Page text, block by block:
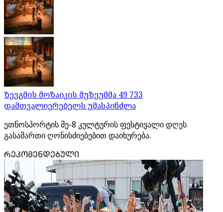
ზევგმის მოზაიკის მუზეუმმა 49 733
დამთვალიერებელს უმასპინძლა
ეთნოსპორტის მე-8 კულტურის ფესტივალი დღეს
გასამართი ღონისძიებებით დაიხურება.
ᲠᲔᲙᲝᲛᲔᲜᲓᲔᲑᲣᲚᲘ